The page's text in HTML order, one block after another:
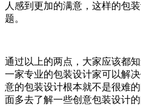
人感到更加的满意，这样的包
题。
通过以上的两点，大家应该都
一家专业的包装设计家可以解决
意的包装设计根本就不是很难
面多去了解一些创意包装设计